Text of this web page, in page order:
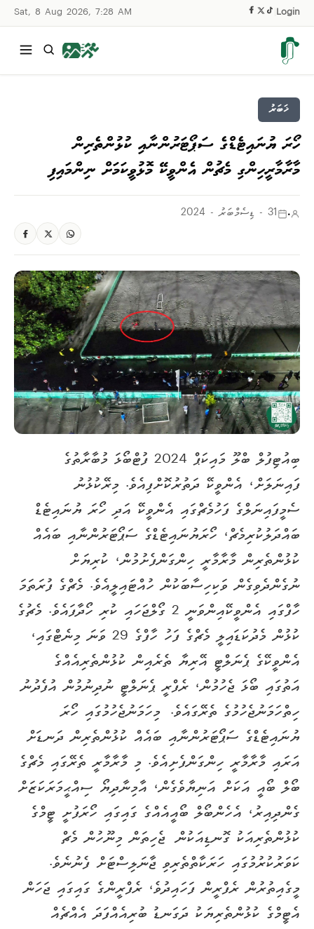
Sat, 8 Aug 2026, 7:28 AM Login
ޚަބަރު
ހޯރަ ޔުނައިޓެޑްގެ ސަޕޯޓަރުންނާއި ކުޅުންތެރިން
މާރާމާރީހިންގި މެޗުން އެންވީކޭ މޮޅުވީކަމަށް ނިންމައިފި
. 31 - ޑިސެމްބަރު - 2024
ބިއުޓިފުލް ބްލޫ މައިކަޕް 2024 ފުޓްބޯޅަ މުބާރާތުގެ
ފައިނަލަށް، އެންވީކޭ ދަތުރުކޮށްފިއެވެ. މިރޭކުޅުނު
ސެމީފައިނަލްގެ ފަހުމެޗްގައި އެންވީކޭ އަދި ހޯރަ ޔުނައިޓެޑް
ބައްދަލުކުރިމެޗް، ހޯރަޔުނައިޓެޑްގެ ސަޕޯޓަރުންނާއި ބައެއް
ކުޅުންތެރިން މާރާމާރީ ހިންގަންފެށުމުން، ކުރިޔަށް
ނުގެންދެވިގެން ވަކިހިސާބަކުން ހުއްޓައިލީއެވެ. މެޗްގެ ފުރަތަމަ
ހާފްގައި އެންވީކޭއިންވަނީ 2 ގޯލްޖަހައި ކުރި ހޯދާފައެވެ. މެޗުގެ
ކުޅުން މެދުކަޑައިލީ މެޗްގެ ފަހު ހާފްގެ 29 ވަނަ މިނެޓްގައި،
އެންވީކޭގެ ޕެނަލްޓީ އޭރިޔާ ތެރެއިން ކުޅުންތެރިއެއްގެ
އަތުގައި ބޯޅަ ޖެހުމުން، ރެފްރީ ޕެނަލްޓީ ނުދިނުމުން އުފެދުނު
ހިތްހަމަނުޖެހުމުގެ ތެރޭގައެވެ. މިހަމަނުޖެހުމުގައި ހޯރަ
ޔުނައިޓެޑްގެ ސަޕޯޓަރުންނާއި ބައެއް ކުޅުންތެރިން ދަނޑަށް
އަރައި މާރާމާރީ ހިންގަންފެށިއެވެ. މި މާރާމާރީ ތެރޭގައި މެޗްގެ
ބޯލް ބޯއީ އަކަށް އަނިޔާވެގެން، އާމިނާދިޔޯ ސިއްޙީމަރަކަޒަށް
ގެންދިއިރު، އެހެންބޯލް ބޯއީއެއްގެ ގައިގައި ހޯރަފުށީ ޓީމްގެ
ކުޅުންތެރިއަކު ގޮނޑިއަކުން ޖެހިތަން މިނޫހުން މެޗް
ކަވަރުކުރުމުގައި ހަރަކާތްތެރިވި ޖާނަލިސްޓަށް ފެނުނެވެ.
މީގެއިތުރުން ރެފްރީން ފަހައިދުވެ، ރެފްރީންގެ ގައިގައި ޖަހަން
އެޓީމްގެ ކުޅުންތެރިޔަކު ދަގަނޑު ބުރިއެއްފަދަ އެއްޗެއް